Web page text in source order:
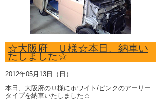
☆大阪府 Ｕ様☆本日、納車い
たしました☆
2012年05月13日（日）
本日、大阪府のＵ様にホワイト/ピンクのアーリー
タイプを納車いたしました☆